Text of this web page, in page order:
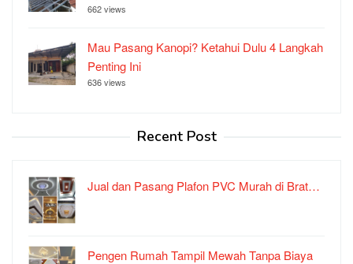
662 views
Mau Pasang Kanopi? Ketahui Dulu 4 Langkah
Penting Ini
636 views
Recent Post
Jual dan Pasang Plafon PVC Murah di Brat…
Pengen Rumah Tampil Mewah Tanpa Biaya